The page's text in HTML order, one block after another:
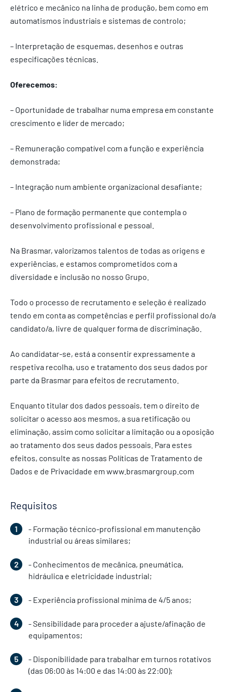
elétrico e mecânico na linha de produção, bem como em
automatismos industriais e sistemas de controlo;
– Interpretação de esquemas, desenhos e outras
especificações técnicas.
Oferecemos:
– Oportunidade de trabalhar numa empresa em constante
crescimento e líder de mercado;
– Remuneração compatível com a função e experiência
demonstrada;
– Integração num ambiente organizacional desafiante;
– Plano de formação permanente que contempla o
desenvolvimento profissional e pessoal.
Na Brasmar, valorizamos talentos de todas as origens e
experiências, e estamos comprometidos com a
diversidade e inclusão no nosso Grupo.
Todo o processo de recrutamento e seleção é realizado
tendo em conta as competências e perfil profissional do/a
candidato/a, livre de qualquer forma de discriminação.
Ao candidatar-se, está a consentir expressamente a
respetiva recolha, uso e tratamento dos seus dados por
parte da Brasmar para efeitos de recrutamento.
Enquanto titular dos dados pessoais, tem o direito de
solicitar o acesso aos mesmos, a sua retificação ou
eliminação, assim como solicitar a limitação ou a oposição
ao tratamento dos seus dados pessoais. Para estes
efeitos, consulte as nossas Políticas de Tratamento de
Dados e de Privacidade em www.brasmargroup.com
Requisitos
- Formação técnico-profissional em manutenção
industrial ou áreas similares;
- Conhecimentos de mecânica, pneumática,
hidráulica e eletricidade industrial;
- Experiência profissional mínima de 4/5 anos;
- Sensibilidade para proceder a ajuste/afinação de
equipamentos;
- Disponibilidade para trabalhar em turnos rotativos
(das 06:00 às 14:00 e das 14:00 às 22:00);